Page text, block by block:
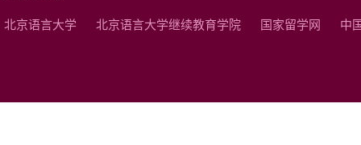
北京语言大学 北京语言大学继续教育学院 国家留学网 中